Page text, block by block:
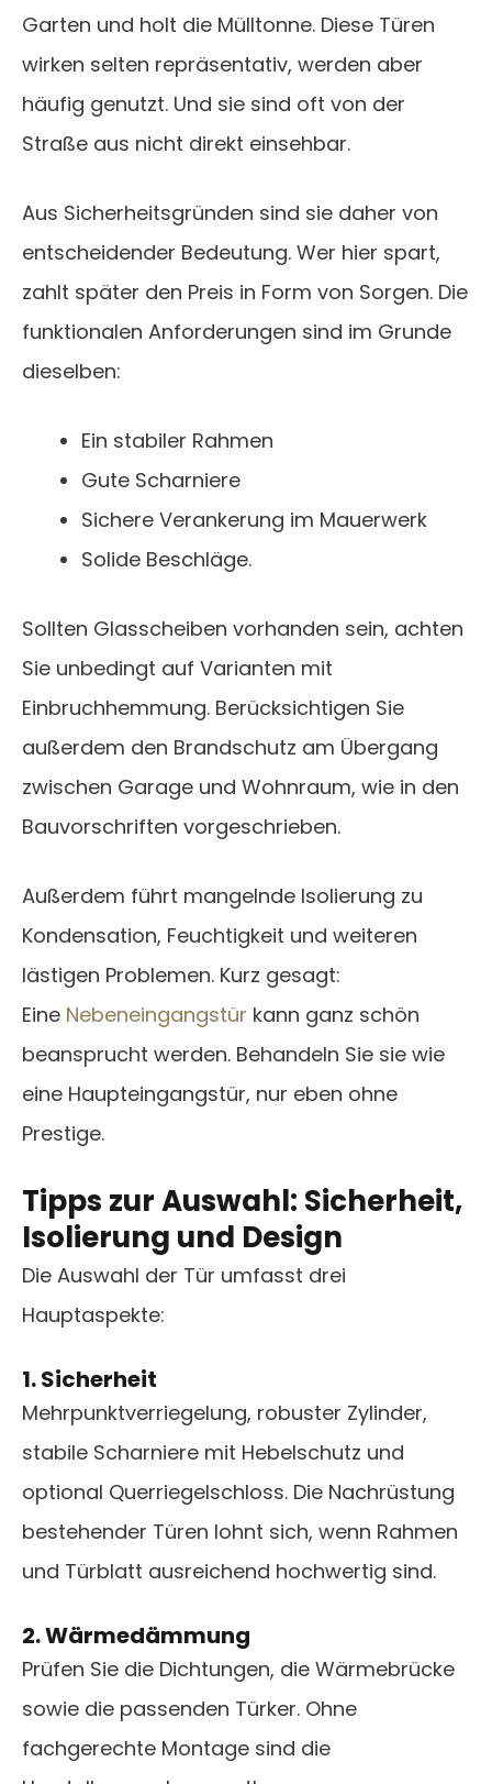
Garten und holt die Mülltonne. Diese Türen
wirken selten repräsentativ, werden aber
häufig genutzt. Und sie sind oft von der
Straße aus nicht direkt einsehbar.
Aus Sicherheitsgründen sind sie daher von
entscheidender Bedeutung. Wer hier spart,
zahlt später den Preis in Form von Sorgen. Die
funktionalen Anforderungen sind im Grunde
dieselben:
Ein stabiler Rahmen
Gute Scharniere
Sichere Verankerung im Mauerwerk
Solide Beschläge.
Sollten Glasscheiben vorhanden sein, achten
Sie unbedingt auf Varianten mit
Einbruchhemmung. Berücksichtigen Sie
außerdem den Brandschutz am Übergang
zwischen Garage und Wohnraum, wie in den
Bauvorschriften vorgeschrieben.
Außerdem führt mangelnde Isolierung zu
Kondensation, Feuchtigkeit und weiteren
lästigen Problemen. Kurz gesagt:
Eine Nebeneingangstür kann ganz schön
beansprucht werden. Behandeln Sie sie wie
eine Haupteingangstür, nur eben ohne
Prestige.
Tipps zur Auswahl: Sicherheit,
Isolierung und Design
Die Auswahl der Tür umfasst drei
Hauptaspekte:
1. Sicherheit
Mehrpunktverriegelung, robuster Zylinder,
stabile Scharniere mit Hebelschutz und
optional Querriegelschloss. Die Nachrüstung
bestehender Türen lohnt sich, wenn Rahmen
und Türblatt ausreichend hochwertig sind.
2. Wärmedämmung
Prüfen Sie die Dichtungen, die Wärmebrücke
sowie die passenden Türker. Ohne
fachgerechte Montage sind die